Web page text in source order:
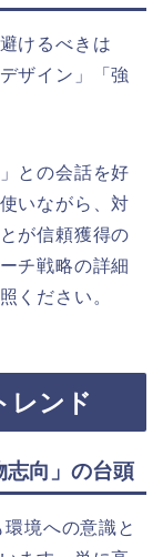
けるべきは
ザイン」「強
との会話を好
いながら、対
が信頼獲得の
チ戦略の詳細
ください。
レンド
志向」の台頭
境への意識と